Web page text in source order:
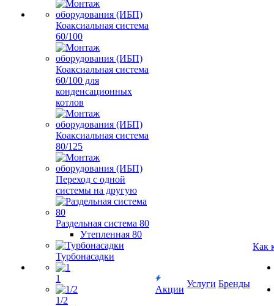
Коаксиальная система
60/100
Коаксиальная система
60/100 для
конденсационных
котлов
Коаксиальная система
80/125
Переход с одной
системы на другую
Раздельная система 80
Утепленная 80
Турбонасадки
1
1/2
Акции
Услуги Бренды
Как